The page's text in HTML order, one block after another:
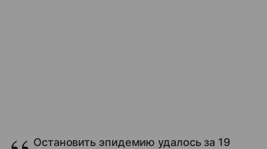
Остановить эпидемию удалось за 19